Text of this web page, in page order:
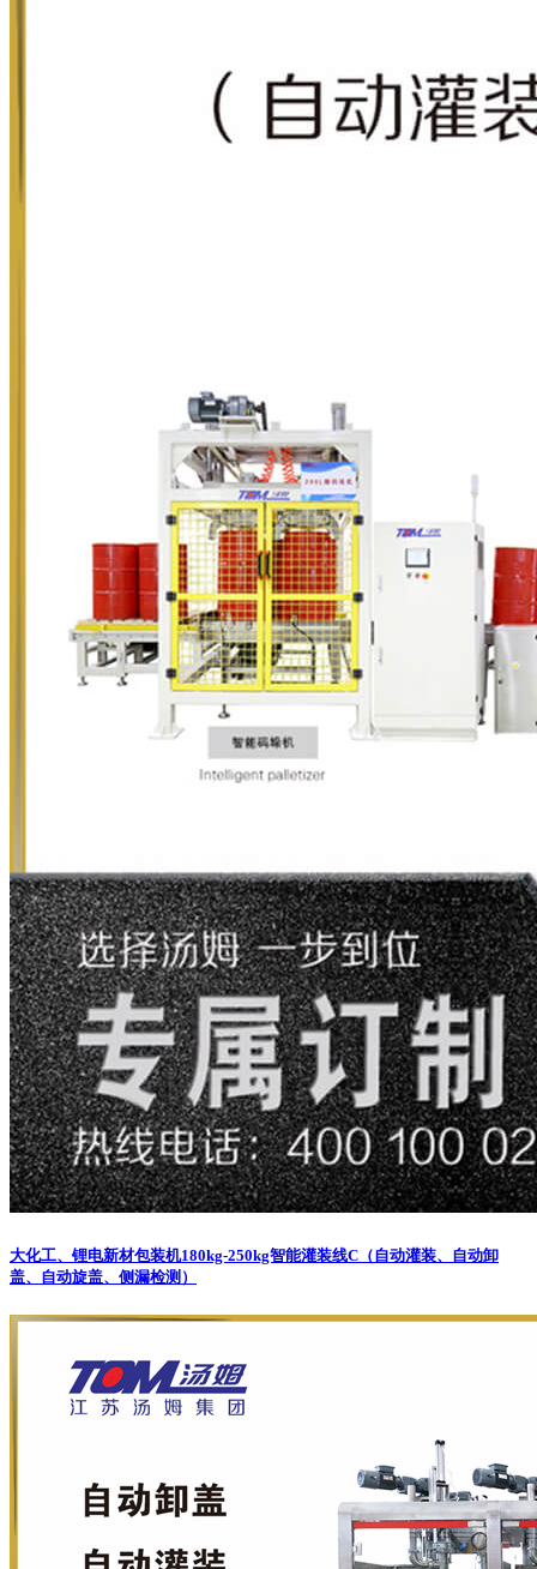
大化工、锂电新材包装机180kg-250kg智能灌装线C（自动灌装、自动卸
盖、自动旋盖、侧漏检测）